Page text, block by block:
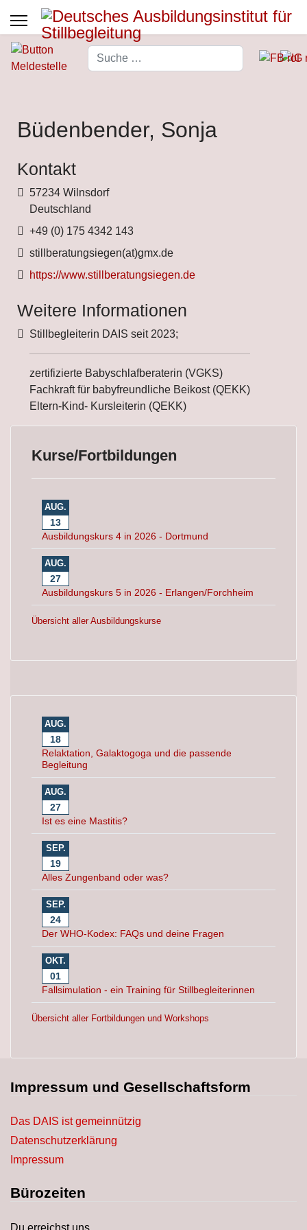
Suchen
Büdenbender, Sonja
Kontakt
Adresse
57234 Wilnsdorf
Deutschland
Telefon
+49 (0) 175 4342 143
Fax
stillberatungsiegen(at)gmx.de
Website
https://www.stillberatungsiegen.de
Weitere Informationen
Weitere Informationen
Stillbegleiterin DAIS seit 2023;
zertifizierte Babyschlafberaterin (VGKS)
Fachkraft für babyfreundliche Beikost (QEKK)
Eltern-Kind- Kursleiterin (QEKK)
Kurse/Fortbildungen
AUG.
13
Ausbildungskurs 4 in 2026 - Dortmund
AUG.
27
Ausbildungskurs 5 in 2026 - Erlangen/Forchheim
Übersicht aller Ausbildungskurse
AUG.
18
Relaktation, Galaktogoga und die passende
Begleitung
AUG.
27
Ist es eine Mastitis?
SEP.
19
Alles Zungenband oder was?
SEP.
24
Der WHO-Kodex: FAQs und deine Fragen
OKT.
01
Fallsimulation - ein Training für Stillbegleiterinnen
Übersicht aller Fortbildungen und Workshops
Impressum und Gesellschaftsform
Das DAIS ist gemeinnützig
Datenschutzerklärung
Impressum
Bürozeiten
Du erreichst uns